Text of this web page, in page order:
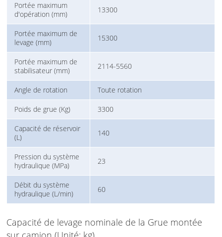
Portée maximum
d'opération (mm)
13300
Portée maximum de
levage (mm)
15300
Portée maximum de
stabilisateur (mm)
2114-5560
Angle de rotation Toute rotation
Poids de grue (Kg) 3300
Capacité de réservoir
(L)
140
Pression du système
hydraulique (MPa)
23
Débit du système
hydraulique (L/min)
60
Capacité de levage nominale de la Grue montée